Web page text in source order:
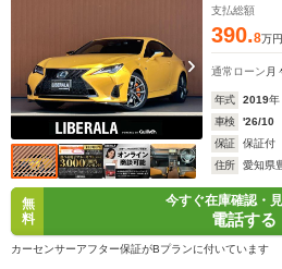
支払総額
390.8万円
通常ローン 月
年式 2019年
車検
'26/10
保証
保証付
住所
愛知県
無
料
今すぐ在庫確認・
電話する
カーセンサーアフター保証がBプランに付いています